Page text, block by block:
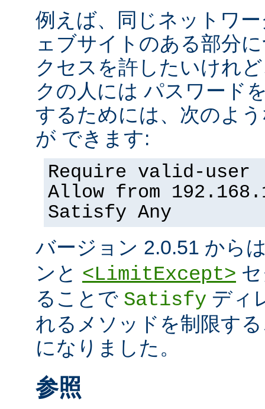
例えば、同じネットワ
ェブサイトのある部分
クセスを許したいけれ
クの人には パスワード
するためには、次のよ
が できます:
Require valid-user
Allow from
Satisfy Any
バージョン 2.0.51 から
ンと <LimitExcept>
ることで Satisfy ディ
れるメソッドを制限す
になりました。
参照